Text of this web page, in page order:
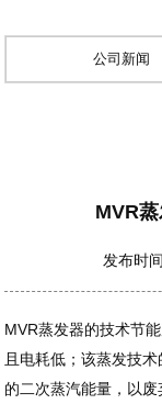
公司新闻
MVR
发布时
MVR蒸发器的技术节
且电耗低；该蒸发技
的二次蒸汽能量，以